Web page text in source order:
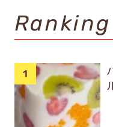
Ranking